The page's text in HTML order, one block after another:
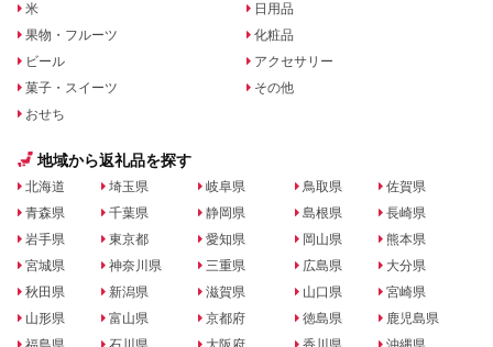
米
果物・フルーツ
ビール
菓子・スイーツ
おせち
日用品
化粧品
アクセサリー
その他
地域から返礼品を探す
北海道
青森県
岩手県
宮城県
秋田県
山形県
埼玉県
千葉県
東京都
神奈川県
新潟県
富山県
岐阜県
静岡県
愛知県
三重県
滋賀県
京都府
鳥取県
島根県
岡山県
広島県
山口県
徳島県
佐賀県
長崎県
熊本県
大分県
宮崎県
鹿児島県